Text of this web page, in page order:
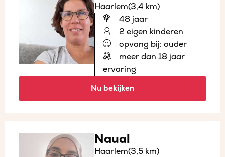
Haarlem(3,4 km)
48 jaar
2 eigen kinderen
opvang bij: ouder
meer dan 18 jaar
ervaring
Nu bekijken
Naual
Haarlem(3,5 km)